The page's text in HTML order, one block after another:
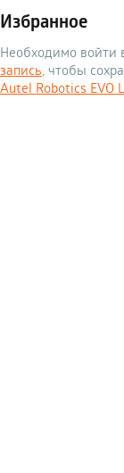
Избранное
Необходимо войти
запись, чтобы
Autel Robotics EVO